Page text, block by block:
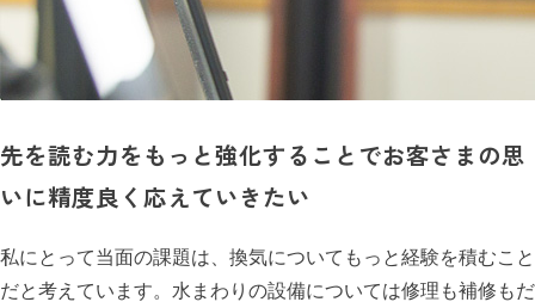
先を読む力をもっと強化することでお客さまの思
いに精度良く応えていきたい
私にとって当面の課題は、換気についてもっと経験を積むこと
だと考えています。水まわりの設備については修理も補修もだ